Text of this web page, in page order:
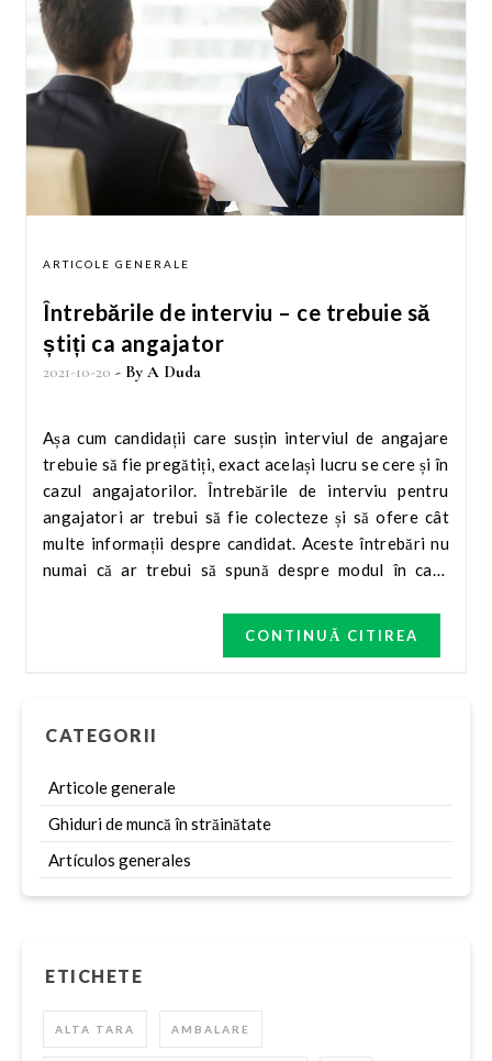
ARTICOLE GENERALE
Întrebările de interviu – ce trebuie să
știți ca angajator
2021-10-20 - By A Duda
Așa cum candidații care susțin interviul de angajare
trebuie să fie pregătiți, exact același lucru se cere și în
cazul angajatorilor. Întrebările de interviu pentru
angajatori ar trebui să fie colecteze și să ofere cât
multe informații despre candidat. Aceste întrebări nu
numai că ar trebui să spună despre modul în care
CONTINUĂ CITIREA
CATEGORII
Articole generale
Ghiduri de muncă în străinătate
Artículos generales
ETICHETE
ALTA TARA AMBALARE